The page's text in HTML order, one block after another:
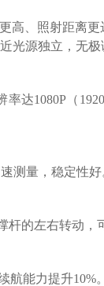
高、照射距离
光源独立，无极
达1080P（
测量，稳定性好
的左右转动，
能力提升10%。